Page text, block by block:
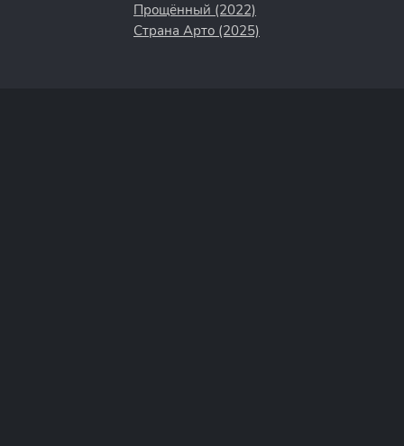
Прощённый (2022)
Страна Арто (2025)